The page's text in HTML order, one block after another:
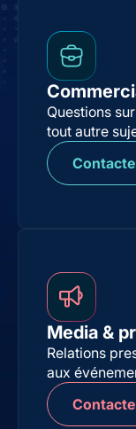
Questions
tout autre
Media &
Relations
aux